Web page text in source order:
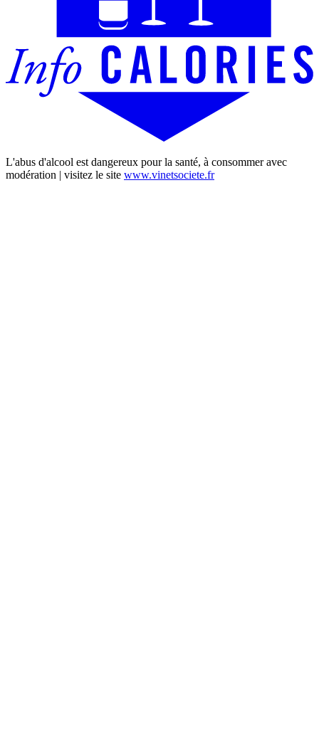
L'abus d'alcool est dangereux pour la santé, à consommer avec
modération | visitez le site www.vinetsociete.fr